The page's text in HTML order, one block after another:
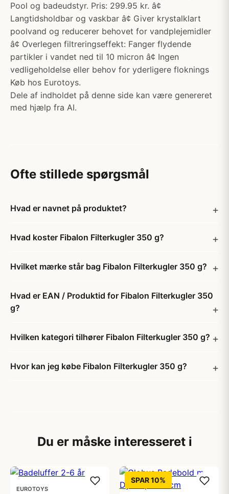
Pool og badeudstyr. Pris: 299.95 kr. â¢
Langtidsholdbar og vaskbar â¢ Giver krystalklart
poolvand og reducerer behovet for vandplejemidler
â¢ Overlegen filtreringseffekt: Fanger flydende
partikler i vandet ned til 10 micron â¢ Ingen
vedligeholdelse eller behov for yderligere floknings
Køb hos Eurotoys.
Dele af indholdet på denne side kan være genereret
med hjælp fra AI.
Ofte stillede spørgsmål
Hvad er navnet på produktet?
Hvad koster Fibalon Filterkugler 350 g?
Hvilket mærke står bag Fibalon Filterkugler 350 g?
Hvad er EAN / Produktid for Fibalon Filterkugler 350
g?
Hvilken kategori tilhører Fibalon Filterkugler 350 g?
Hvor kan jeg købe Fibalon Filterkugler 350 g?
Du er måske interesseret i
EUROTOYS
SPAR 10%